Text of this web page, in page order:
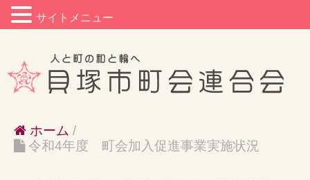
ホーム /
令和4年度 町会加入促進事業実施状況
サイトメニュー